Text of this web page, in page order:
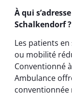
À qui
Schalkendorf ?
Les patients
ou mobilité
Conventionné
Ambulance
conventionnée